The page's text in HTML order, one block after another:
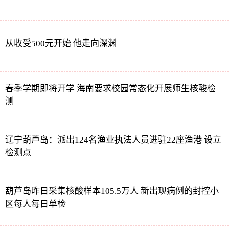
从收受500元开始 他走向深渊
春季学期即将开学 海南要求校园常态化开展师生核酸检
测
辽宁葫芦岛：派出124名渔业执法人员进驻22座渔港 设立
检测点
葫芦岛昨日采集核酸样本105.5万人 新出现病例的封控小
区每人每日单检